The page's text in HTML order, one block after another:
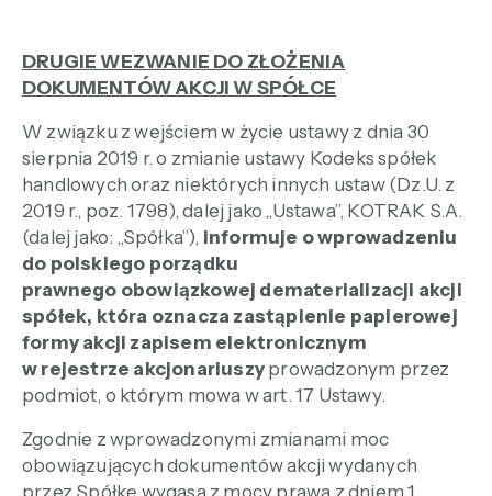
DRUGIE WEZWANIE DO ZŁOŻENIA
DOKUMENTÓW AKCJI W SPÓŁCE
W związku z wejściem w życie ustawy z dnia 30
sierpnia 2019 r. o zmianie ustawy Kodeks spółek
handlowych oraz niektórych innych ustaw (Dz.U. z
2019 r., poz. 1798), dalej jako „Ustawa”, KOTRAK S.A.
(dalej jako: „Spółka”), informuje o wprowadzeniu
do polskiego porządku
prawnego obowiązkowej dematerializacji akcji
spółek, która oznacza zastąpienie papierowej
formy akcji zapisem elektronicznym
w rejestrze akcjonariuszy prowadzonym przez
podmiot, o którym mowa w art. 17 Ustawy.
Zgodnie z wprowadzonymi zmianami moc
obowiązujących dokumentów akcji wydanych
przez Spółkę wygasa z mocy prawa z dniem 1